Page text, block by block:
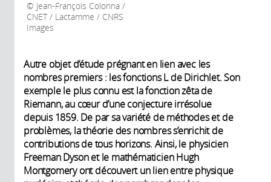
Jean-François Colonna /
CNET / Lactamme / CNRS
Images
Autre objet d’étude prégnant en lien avec les
nombres premiers : les fonctions L de Dirichlet. Son
exemple le plus connu est la fonction zêta de
Riemann, au cœur d’une conjecture irrésolue
depuis 1859. De par sa variété de méthodes et de
problèmes, la théorie des nombres s’enrichit de
contributions de tous horizons. Ainsi, le physicien
Freeman Dyson et le mathématicien Hugh
Montgomery ont découvert un lien entre physique